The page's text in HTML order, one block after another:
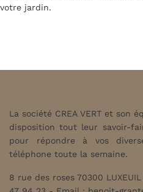
votre jardin.
La société CREA VERT et son
disposition tout leur savoir-
pour répondre à vos
téléphone toute la semaine.
8 rue des roses 70300